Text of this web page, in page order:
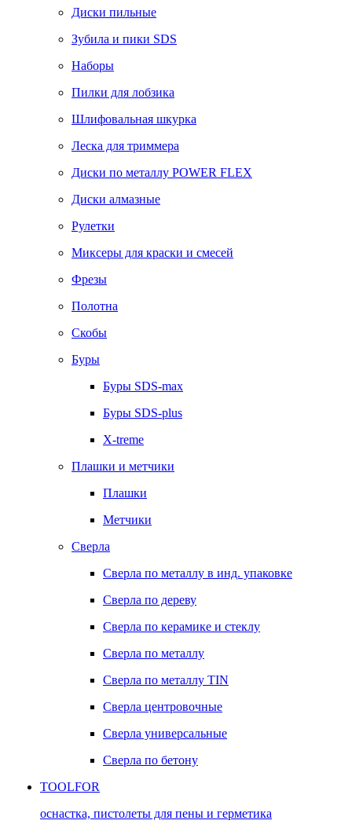
Диски пильные
Зубила и пики SDS
Наборы
Пилки для лобзика
Шлифовальная шкурка
Леска для триммера
Диски по металлу POWER FLEX
Диски алмазные
Рулетки
Миксеры для краски и смесей
Фрезы
Полотна
Скобы
Буры
Буры SDS-max
Буры SDS-plus
X-treme
Плашки и метчики
Плашки
Метчики
Сверла
Сверла по металлу в инд. упаковке
Сверла по дереву
Сверла по керамике и стеклу
Сверла по металлу
Сверла по металлу TIN
Сверла центровочные
Сверла универсальные
Сверла по бетону
TOOLFOR
оснастка, пистолеты для пены и герметика